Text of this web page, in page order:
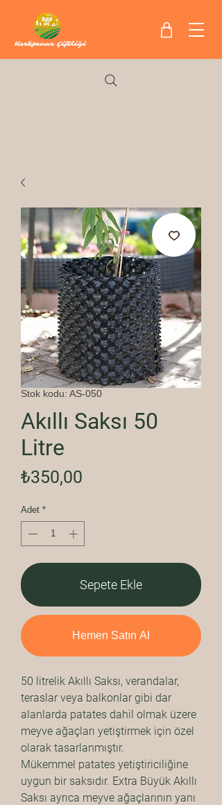
Stok kodu: AS-050
Akıllı Saksı 50
Litre
₺350,00
Adet *
Sepete Ekle
Hemen Satın Al
50 litrelik Akıllı Saksı, verandalar,
teraslar veya balkonlar gibi dar
alanlarda patates dahil olmak üzere
meyve ağaçları yetiştirmek için özel
olarak tasarlanmıştır.
Mükemmel patates yetiştiriciliğine
uygun bir saksıdır. Extra Büyük Akıllı
Saksı ayrıca meyve ağaçlarının yanı